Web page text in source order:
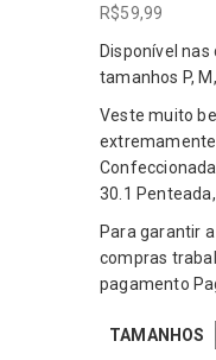
R$59,99
Disponível
tamanhos P, M,
Veste muito
extremamente
30.1
Para garantir
compras
pagamento
TAMANHOS